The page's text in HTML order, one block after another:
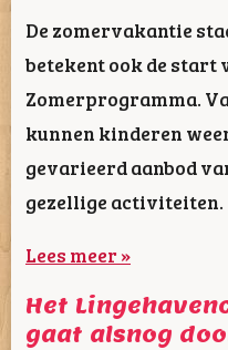
De zomervakantie
betekent ook de start
Zomerprogramma.
kunnen kinderen
gevarieerd aanbod
gezellige activiteiten.
Lees meer »
Het
gaat alsnog